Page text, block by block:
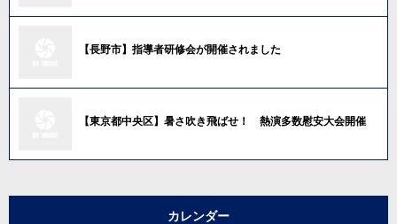
【長野市】指導者研修会が開催されました
【東京都中央区】暑さ吹き飛ばせ！ 熱演多数慰安大会開催
カレンダー